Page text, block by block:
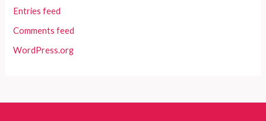
Entries feed
Comments feed
WordPress.org